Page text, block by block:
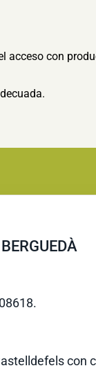
acceso con
con